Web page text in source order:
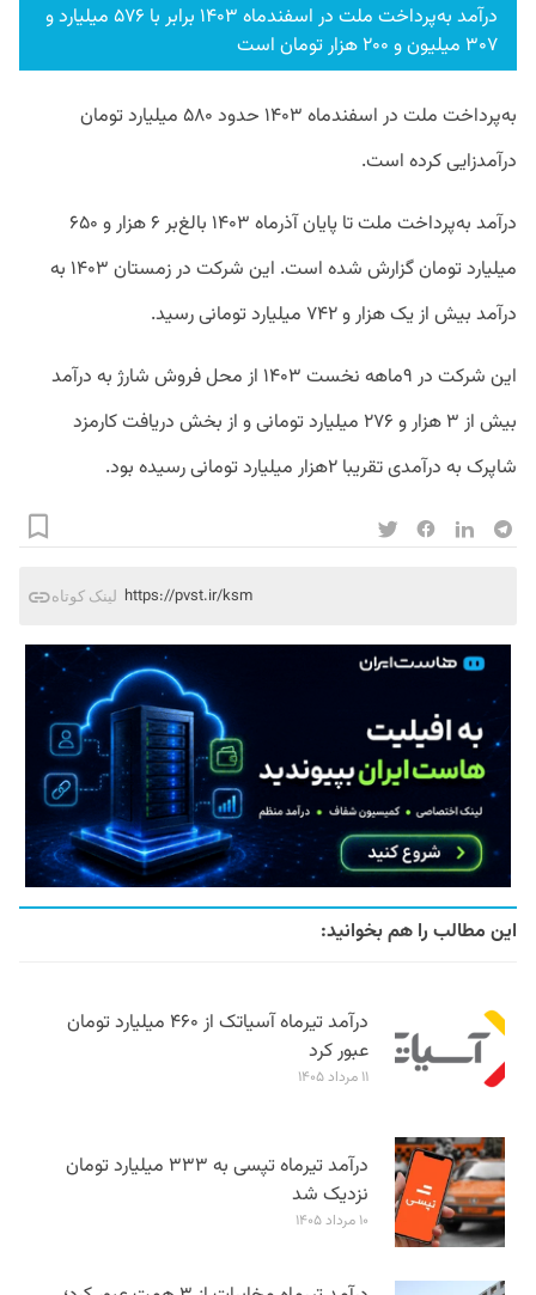
درآمد به‌پرداخت ملت در اسفندماه ۱۴۰۳ برابر با ۵۷۶ میلیارد و
۳۰۷ میلیون و ۲۰۰ هزار تومان است
به‌پرداخت ملت در اسفندماه ۱۴۰۳ حدود ۵۸۰ میلیارد تومان
درآمدزایی کرده است.
درآمد به‌پرداخت ملت تا پایان آذرماه ۱۴۰۳ بالغ‌بر ۶ هزار و ۶۵۰
میلیارد تومان گزارش شده است. این شرکت در زمستان ۱۴۰۳ به
درآمد بیش از یک هزار و ۷۴۲ میلیارد تومانی رسید.
این شرکت در ۹ماهه نخست ۱۴۰۳ از محل فروش شارژ به درآمد
بیش از ۳ هزار و ۲۷۶ میلیارد تومانی و از بخش دریافت کارمزد
شاپرک به درآمدی تقریبا ۲هزار میلیارد تومانی رسیده بود.
لینک کوتاه https://pvst.ir/ksm
این مطالب را هم بخوانید:
درآمد تیرماه آسیاتک از ۴۶۰ میلیارد تومان
عبور کرد
۱۱ مرداد ۱۴۰۵
درآمد تیرماه تپسی به ۳۳۳ میلیارد تومان
نزدیک شد
۱۰ مرداد ۱۴۰۵